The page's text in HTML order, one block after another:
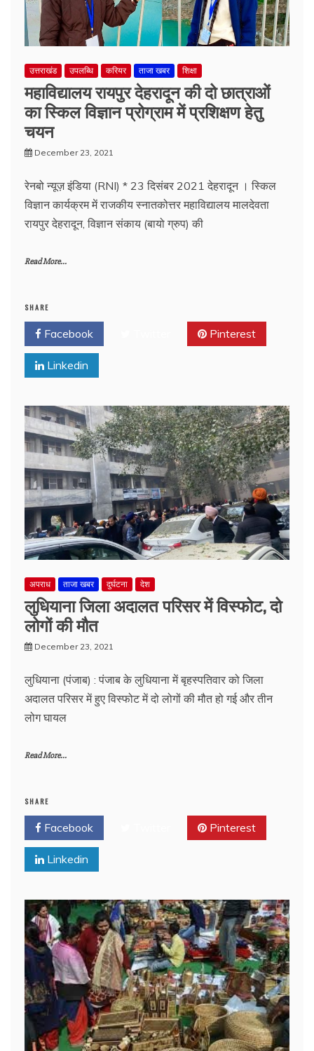
उत्तराखंड उपलब्धि करियर ताजा खबर शिक्षा
महाविद्यालय रायपुर देहरादून की दो छात्राओं
का स्किल विज्ञान प्रोग्राम में प्रशिक्षण हेतु
चयन
December 23, 2021
रेनबो न्यूज़ इंडिया (RNI) * 23 दिसंबर 2021 देहरादून । स्किल
विज्ञान कार्यक्रम में राजकीय स्नातकोत्तर महाविद्यालय मालदेवता
रायपुर देहरादून, विज्ञान संकाय (बायो ग्रुप) की
Read More...
SHARE
Facebook Pinterest
Linkedin
अपराध ताजा खबर दुर्घटना देश
लुधियाना जिला अदालत परिसर में विस्फोट, दो
लोगों की मौत
December 23, 2021
लुधियाना (पंजाब) : पंजाब के लुधियाना में बृहस्पतिवार को जिला
अदालत परिसर में हुए विस्फोट में दो लोगों की मौत हो गई और तीन
लोग घायल
Read More...
SHARE
Facebook Pinterest
Linkedin